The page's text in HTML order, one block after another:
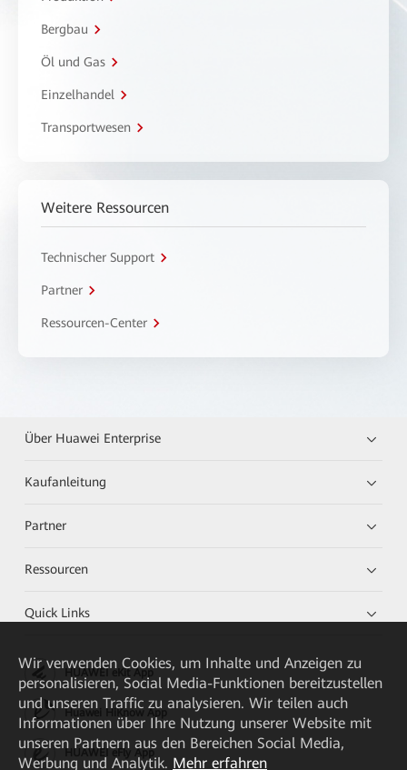
Bergbau
Öl und Gas
Einzelhandel
Transportwesen
Weitere Ressourcen
Technischer Support
Partner
Ressourcen-Center
Über Huawei Enterprise
Kaufanleitung
Partner
Ressourcen
Quick Links
HUAWEI eKit App
Huawei HiKnow App
HUAWEI eFly App
Wir verwenden Cookies, um Inhalte und Anzeigen zu
personalisieren, Social Media-Funktionen bereitzustellen
und unseren Traffic zu analysieren. Wir teilen auch
Informationen über Ihre Nutzung unserer Website mit
unseren Partnern aus den Bereichen Social Media,
Werbung und Analytik. Mehr erfahren